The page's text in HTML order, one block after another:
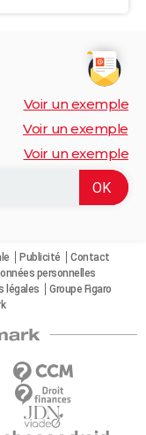
Voir un exemple
Voir un exemple
Voir un exemple
Publicité
Contact
personnelles
légales
Groupe Figaro